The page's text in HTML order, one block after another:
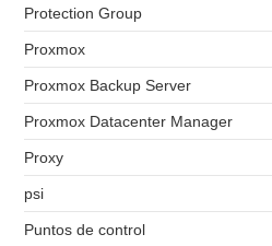
Protection Group
Proxmox
Proxmox Backup Server
Proxmox Datacenter Manager
Proxy
psi
Puntos de control